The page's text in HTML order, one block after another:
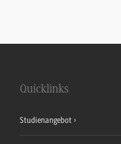
Quicklinks
Studienangebot